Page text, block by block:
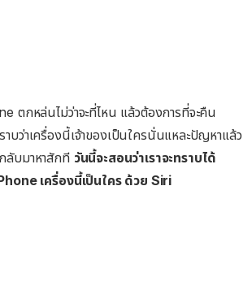
ตกหล่นไม่ว่าจะที่ไหน แล้วต้องการที่จะคืน
าบว่าเครื่องนี้เจ้าของเป็นใครนั่นแหละปัญหาแล้ว
ลับมาหาสักที วันนี้จะสอนว่าเราจะทราบได้
เครื่องนี้เป็นใคร ด้วย Siri